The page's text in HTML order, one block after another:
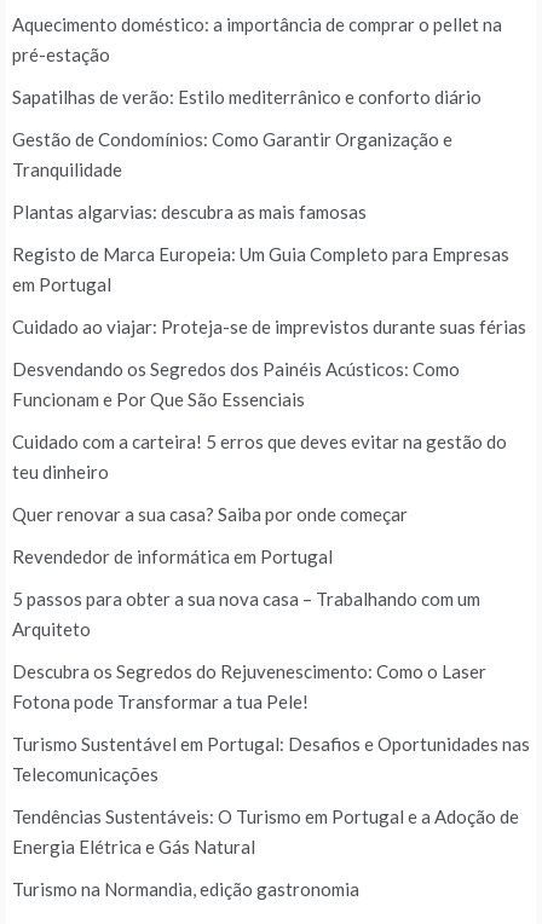
Aquecimento doméstico: a importância de comprar o pellet na
pré-estação
Sapatilhas de verão: Estilo mediterrânico e conforto diário
Gestão de Condomínios: Como Garantir Organização e
Tranquilidade
Plantas algarvias: descubra as mais famosas
Registo de Marca Europeia: Um Guia Completo para Empresas
em Portugal
Cuidado ao viajar: Proteja-se de imprevistos durante suas férias
Desvendando os Segredos dos Painéis Acústicos: Como
Funcionam e Por Que São Essenciais
Cuidado com a carteira! 5 erros que deves evitar na gestão do
teu dinheiro
Quer renovar a sua casa? Saiba por onde começar
Revendedor de informática em Portugal
5 passos para obter a sua nova casa – Trabalhando com um
Arquiteto
Descubra os Segredos do Rejuvenescimento: Como o Laser
Fotona pode Transformar a tua Pele!
Turismo Sustentável em Portugal: Desafios e Oportunidades nas
Telecomunicações
Tendências Sustentáveis: O Turismo em Portugal e a Adoção de
Energia Elétrica e Gás Natural
Turismo na Normandia, edição gastronomia